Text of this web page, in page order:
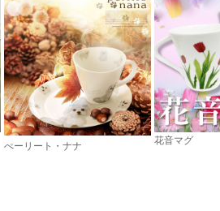
ぺーリート・ナナ 花音マグ